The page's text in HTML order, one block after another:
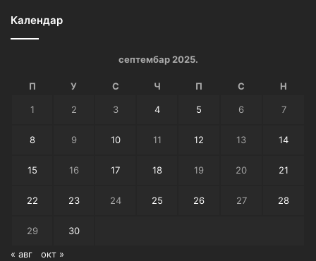
Календар
септембар 2025.
П У С Ч П С Н
1 2 3 4 5 6 7
8 9 10 11 12 13 14
15 16 17 18 19 20 21
22 23 24 25 26 27 28
29 30
« авг окт »